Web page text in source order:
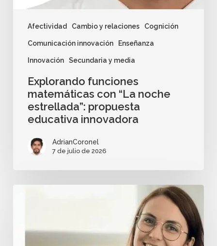
Afectividad Cambio y relaciones Cognición
Comunicación innovación Enseñanza
Innovación Secundaria y media
Explorando funciones
matemáticas con “La noche
estrellada”: propuesta
educativa innovadora
AdrianCoronel
7 de julio de 2026